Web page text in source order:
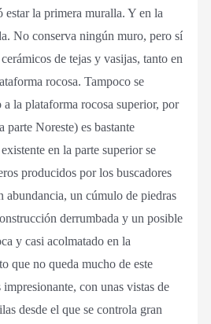
la primera muralla. Y en la
No conserva ningún muro, pero sí
de tejas y vasijas, tanto en
rocosa. Tampoco se
a la plataforma rocosa superior, por
parte Noreste) es bastante
en la parte superior se
producidos por los buscadores
abundancia, un cúmulo de piedras
derrumbada y un posible
y casi acolmatado en la
que no queda mucho de este
con unas vistas de
desde el que se controla gran